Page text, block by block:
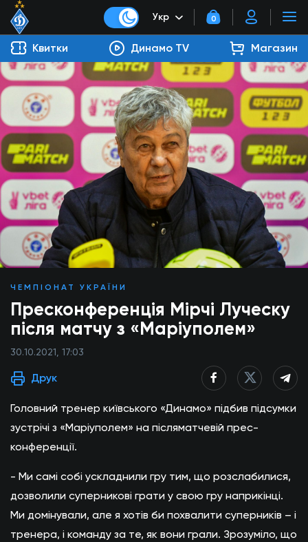
Укр 0
Квитки Динамо TV Магазин
ЧЕМПІОНАТ УКРАЇНИ
Пресконференція Мірчі Луческу
після матчу з «Маріуполем»
30.10.2021, 17:03
Друк
Головний тренер київського «Динамо» підбив підсумки
зустрічі з «Маріуполем» на післяматчевій прес-
конференції.
- Ми самі собі ускладнили гру тим, що розслабилися,
дозволили суперникові грати у свою гру наприкінці.
Ми домінували, але я хотів би похвалити суперників – і
тренера, і команду за те, як вони грали. Зрозуміло, що